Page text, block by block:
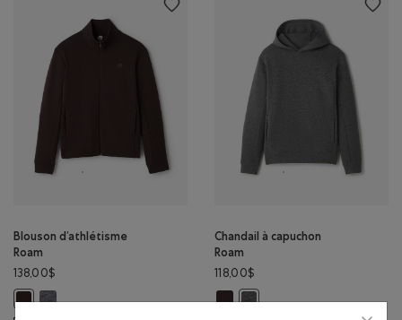
Blouson d’athlétisme
Roam
138,00$
Blouson d’athlétisme Roam: CAFÉ NOIR Couleur
Blouson d’athlétisme Roam: GRIS CHINÉ FONCÉ Couleur
Chandail à capuchon
Roam
118,00$
Chandail à capuchon Roam: CAFÉ